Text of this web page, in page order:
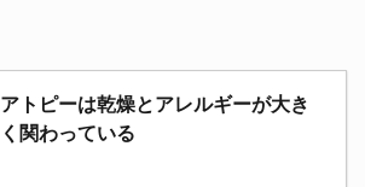
アトピーは乾燥とアレルギーが大き
く関わっている